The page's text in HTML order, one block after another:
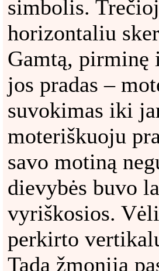
simbolis.
horizontaliu
Gamtą, pirminę
jos pradas –
suvokimas iki
moteriškuoju
savo motiną
dievybės buvo
vyriškosios.
perkirto
Tada žmonija